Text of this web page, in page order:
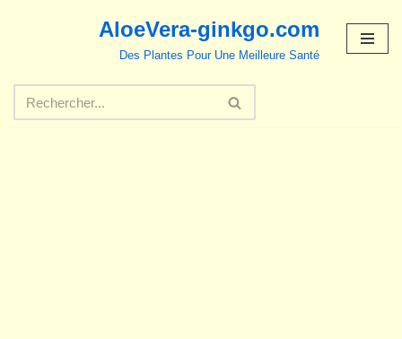
contenu
AloeVera-ginkgo.com
Des Plantes Pour Une Meilleure Santé